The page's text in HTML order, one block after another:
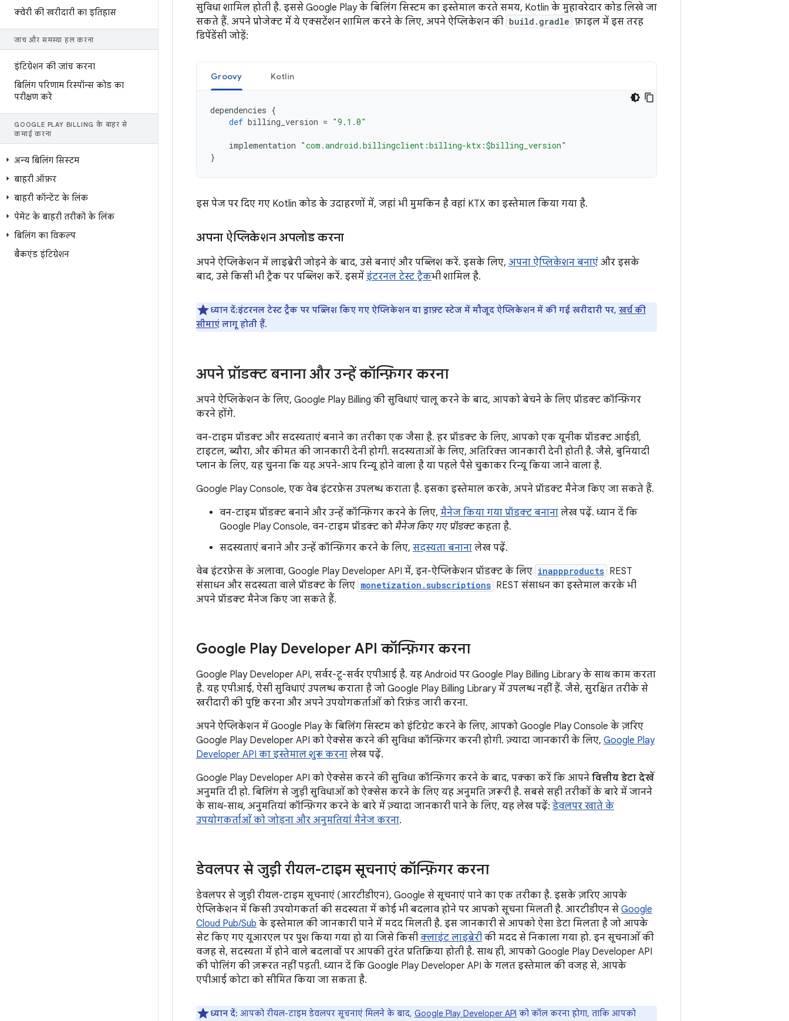
क्वेरी की खरीदारी का इतिहास
जांच और समस्या हल करना
इंटिग्रेशन की जांच करना
बिलिंग परिणाम रिस्पॉन्स कोड का
परीक्षण करें
GOOGLE PLAY BILLING के बाहर से
कमाई करना
अन्य बिलिंग सिस्टम
बाहरी ऑफ़र
बाहरी कॉन्टेंट के लिंक
पेमेंट के बाहरी तरीकों के लिंक
बिलिंग का विकल्प
बैकएंड इंटिग्रेशन
सुविधा शामिल होती है. इससे Google Play के बिलिंग सिस्टम का इस्तेमाल करते समय, Kotlin के मुहावरेदार कोड लिखे जा
सकते हैं. अपने प्रोजेक्ट में ये एक्सटेंशन शामिल करने के लिए, अपने ऐप्लिकेशन की build.gradle फ़ाइल में इस तरह
डिपेंडेंसी जोड़ें:
Groovy Kotlin
dependencies {
def billing_version = "9.1.0"
implementation "com.android.billingclient:billing-ktx:$billing_version"
}
इस पेज पर दिए गए Kotlin कोड के उदाहरणों में, जहां भी मुमकिन है वहां KTX का इस्तेमाल किया गया है.
अपना ऐप्लिकेशन अपलोड करना
अपने ऐप्लिकेशन में लाइब्रेरी जोड़ने के बाद, उसे बनाएं और पब्लिश करें. इसके लिए, अपना ऐप्लिकेशन बनाएं और इसके
बाद, उसे किसी भी ट्रैक पर पब्लिश करें. इसमें इंटरनल टेस्ट ट्रैकभी शामिल है.
ध्यान दें:इंटरनल टेस्ट ट्रैक पर पब्लिश किए गए ऐप्लिकेशन या ड्राफ़्ट स्टेज में मौजूद ऐप्लिकेशन में की गई खरीदारी पर, खर्च की
सीमाएं लागू होती हैं.
अपने प्रॉडक्ट बनाना और उन्हें कॉन्फ़िगर करना
अपने ऐप्लिकेशन के लिए, Google Play Billing की सुविधाएं चालू करने के बाद, आपको बेचने के लिए प्रॉडक्ट कॉन्फ़िगर
करने होंगे.
वन-टाइम प्रॉडक्ट और सदस्यताएं बनाने का तरीका एक जैसा है. हर प्रॉडक्ट के लिए, आपको एक यूनीक प्रॉडक्ट आईडी,
टाइटल, ब्यौरा, और कीमत की जानकारी देनी होगी. सदस्यताओं के लिए, अतिरिक्त जानकारी देनी होती है. जैसे, बुनियादी
प्लान के लिए, यह चुनना कि यह अपने-आप रिन्यू होने वाला है या पहले पैसे चुकाकर रिन्यू किया जाने वाला है.
Google Play Console, एक वेब इंटरफ़ेस उपलब्ध कराता है. इसका इस्तेमाल करके, अपने प्रॉडक्ट मैनेज किए जा सकते हैं.
वन-टाइम प्रॉडक्ट बनाने और उन्हें कॉन्फ़िगर करने के लिए, मैनेज किया गया प्रॉडक्ट बनाना लेख पढ़ें. ध्यान दें कि
Google Play Console, वन-टाइम प्रॉडक्ट को मैनेज किए गए प्रॉडक्टकहता है.
सदस्यताएं बनाने और उन्हें कॉन्फ़िगर करने के लिए, सदस्यता बनाना लेख पढ़ें.
वेब इंटरफ़ेस के अलावा, Google Play Developer API में, इन-ऐप्लिकेशन प्रॉडक्ट के लिए inappproducts REST
संसाधन और सदस्यता वाले प्रॉडक्ट के लिए monetization.subscriptions REST संसाधन का इस्तेमाल करके भी
अपने प्रॉडक्ट मैनेज किए जा सकते हैं.
Google Play Developer API कॉन्फ़िगर करना
Google Play Developer API, सर्वर-टू-सर्वर एपीआई है. यह Android पर Google Play Billing Library के साथ काम करता
है. यह एपीआई, ऐसी सुविधाएं उपलब्ध कराता है जो Google Play Billing Library में उपलब्ध नहीं हैं. जैसे, सुरक्षित तरीके से
खरीदारी की पुष्टि करना और अपने उपयोगकर्ताओं को रिफ़ंड जारी करना.
अपने ऐप्लिकेशन में Google Play के बिलिंग सिस्टम को इंटिग्रेट करने के लिए, आपको Google Play Console के ज़रिए
Google Play Developer API को ऐक्सेस करने की सुविधा कॉन्फ़िगर करनी होगी. ज़्यादा जानकारी के लिए, Google Play
Developer API का इस्तेमाल शुरू करना लेख पढ़ें.
Google Play Developer API को ऐक्सेस करने की सुविधा कॉन्फ़िगर करने के बाद, पक्का करें कि आपने वित्तीय डेटा देखें
अनुमति दी हो. बिलिंग से जुड़ी सुविधाओं को ऐक्सेस करने के लिए यह अनुमति ज़रूरी है. सबसे सही तरीकों के बारे में जानने
के साथ-साथ, अनुमतियां कॉन्फ़िगर करने के बारे में ज़्यादा जानकारी पाने के लिए, यह लेख पढ़ें: डेवलपर खाते के
उपयोगकर्ताओं को जोड़ना और अनुमतियां मैनेज करना.
डेवलपर से जुड़ी रीयल-टाइम सूचनाएं कॉन्फ़िगर करना
डेवलपर से जुड़ी रीयल-टाइम सूचनाएं (आरटीडीएन), Google से सूचनाएं पाने का एक तरीका है. इसके ज़रिए आपके
ऐप्लिकेशन में किसी उपयोगकर्ता की सदस्यता में कोई भी बदलाव होने पर आपको सूचना मिलती है. आरटीडीएन से Google
Cloud Pub/Sub के इस्तेमाल की जानकारी पाने में मदद मिलती है. इस जानकारी से आपको ऐसा डेटा मिलता है जो आपके
सेट किए गए यूआरएल पर पुश किया गया हो या जिसे किसी क्लाइंट लाइब्रेरी की मदद से निकाला गया हो. इन सूचनाओं की
वजह से, सदस्यता में होने वाले बदलावों पर आपकी तुरंत प्रतिक्रिया होती है. साथ ही, आपको Google Play Developer API
की पोलिंग की ज़रूरत नहीं पड़ती. ध्यान दें कि Google Play Developer API के गलत इस्तेमाल की वजह से, आपके
एपीआई कोटा को सीमित किया जा सकता है.
ध्यान दें: आपको रीयल-टाइम डेवलपर सूचनाएं मिलने के बाद, Google Play Developer API को कॉल करना होगा, ताकि आपको